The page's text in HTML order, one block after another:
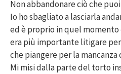
Non abbandonare ciò che
Io ho sbagliato a lasciarla
ed è proprio in quel momento
era più importante litigare
che piangere per la mancanza
Mi misi dalla parte del torto